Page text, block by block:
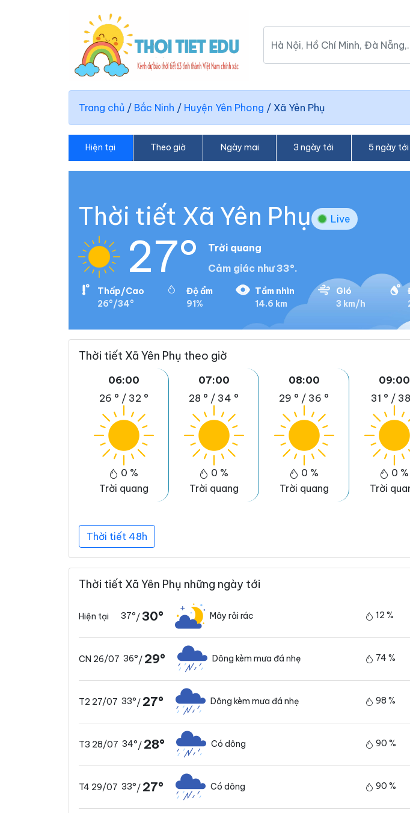
Trang chủ / Bắc Ninh / Huyện Yên Phong / Xã Yên Phụ
Hiện tại Theo giờ Ngày mai 3 ngày tới 5 ngày tới
Thời tiết Xã Yên Phụ Live
27°
Trời quang
Cảm giác như 33°.
Thấp/Cao
26°/34°
Độ ẩm
91%
Tầm nhìn
14.6 km
Gió
3 km/h
Thời tiết Xã Yên Phụ theo giờ
06:00
26 ° / 32 °
0 %
Trời quang
07:00
28 ° / 34 °
0 %
Trời quang
08:00
29 ° / 36 °
0 %
Trời quang
09:00
31 ° /
0 %
Trời
Thời tiết 48h
Thời tiết Xã Yên Phụ những ngày tới
Hiện tại 37°/30° Mây rải rác 12 %
CN 26/07 36°/ 29° Dông kèm mưa đá nhẹ 74 %
T2 27/07 33°/ 27° Dông kèm mưa đá nhẹ 98 %
T3 28/07 34°/ 28° Có dông 90 %
T4 29/07 33°/ 27° Có dông 90 %